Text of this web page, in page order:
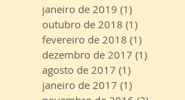
janeiro de 2019 (1)
outubro de 2018 (1)
fevereiro de 2018 (1)
dezembro de 2017 (1)
agosto de 2017 (1)
janeiro de 2017 (1)